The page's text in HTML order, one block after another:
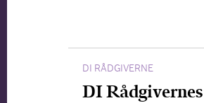
DI RÅDGIVERNE
DI